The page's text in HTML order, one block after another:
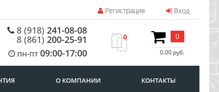
Регистрация Вход
8 (918) 241-08-08
8 (861) 200-25-91
пн-пт09:00-17:00
0 0
0.00 руб.
О КОМПАНИИ КОНТАКТЫ